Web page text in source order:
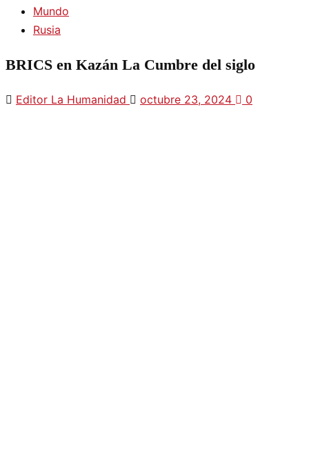
Mundo
Rusia
BRICS en Kazán La Cumbre del siglo
Editor La Humanidad octubre 23, 2024 0